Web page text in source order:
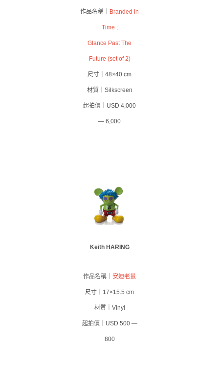
作品名稱｜ Branded in
Time ;
Glance Past The
Future (set of 2)
尺寸｜48×40 cm
材質｜Silkscreen
起拍價｜USD 4,000
— 6,000
Keith HARING
作品名稱｜ 安迪老鼠
尺寸｜17×15.5 cm
材質｜Vinyl
起拍價｜USD 500 —
800